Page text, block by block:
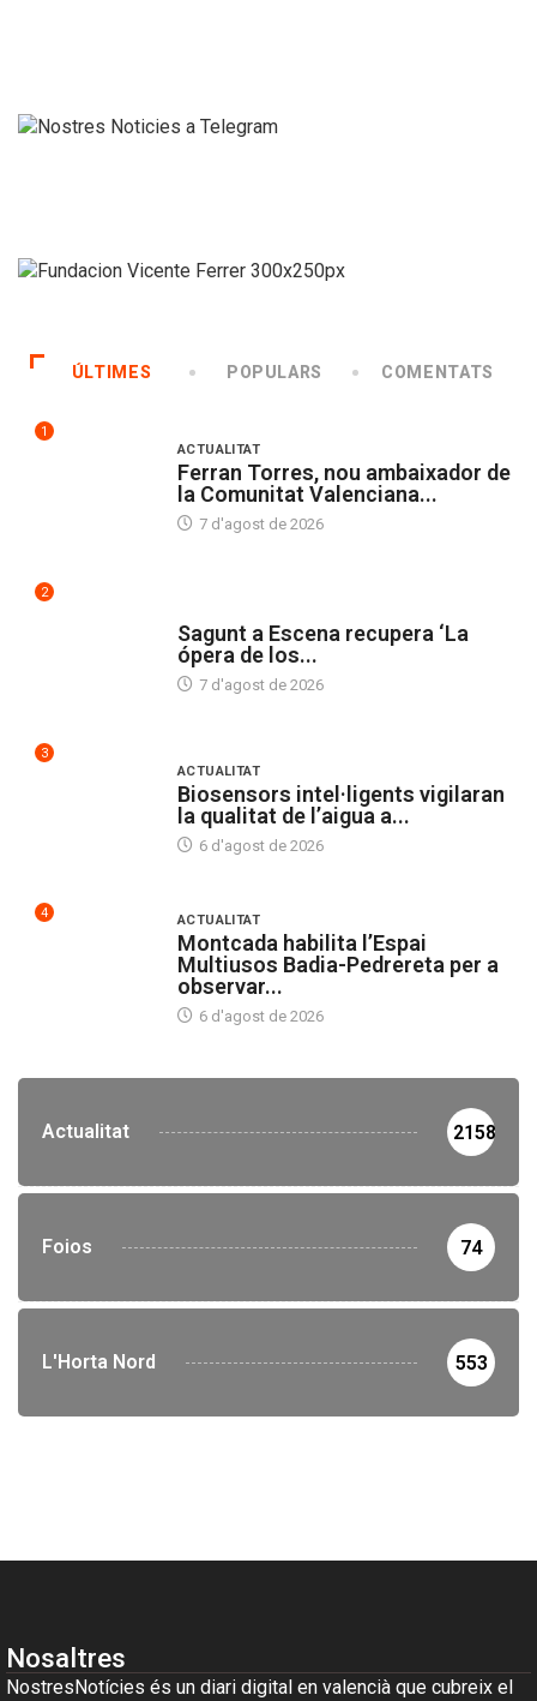
ÚLTIMES POPULARS COMENTATS
1
ACTUALITAT
Ferran Torres, nou ambaixador de
la Comunitat Valenciana...
7 d'agost de 2026
2
Sagunt a Escena recupera ‘La
ópera de los...
7 d'agost de 2026
3
ACTUALITAT
Biosensors intel·ligents vigilaran
la qualitat de l’aigua a...
6 d'agost de 2026
4 ACTUALITAT
Montcada habilita l’Espai
Multiusos Badia-Pedrereta per a
observar...
6 d'agost de 2026
Actualitat 2158
Foios 74
L'Horta Nord 553
Nosaltres
NostresNotícies és un diari digital en valencià que cubreix el